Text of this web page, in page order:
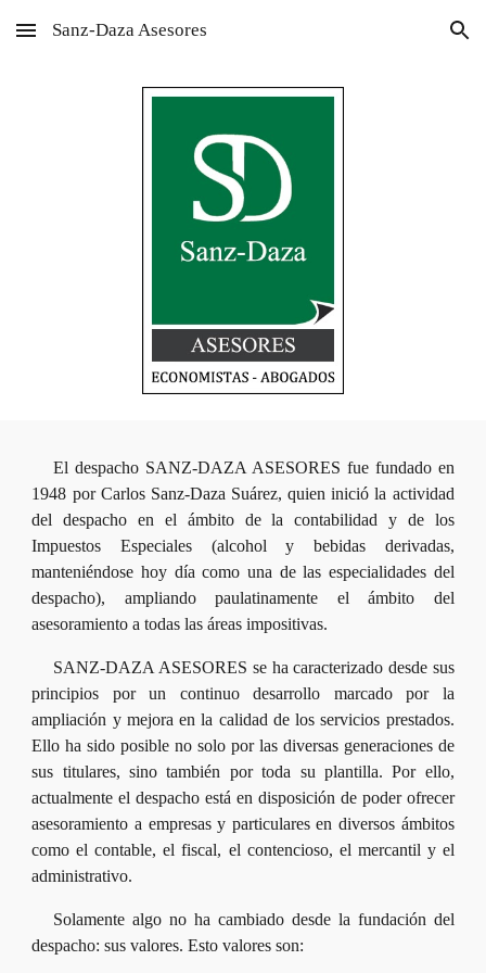
Skip to main content Skip to navigation
Sanz-Daza Asesores
El despacho SANZ-DAZA ASESORES fue fundado en
1948 por Carlos Sanz-Daza Suárez, quien inició la actividad
del despacho en el ámbito de la contabilidad y de los
Impuestos Especiales (alcohol y bebidas derivadas,
manteniéndose hoy día como una de las especialidades del
despacho), ampliando paulatinamente el ámbito del
asesoramiento a todas las áreas impositivas.
SANZ-DAZA ASESORES se ha caracterizado desde sus
principios por un continuo desarrollo marcado por la
ampliación y mejora en la calidad de los servicios prestados.
Ello ha sido posible no solo por las diversas generaciones de
sus titulares, sino también por toda su plantilla. Por ello,
actualmente el despacho está en disposición de poder ofrecer
asesoramiento a empresas y particulares en diversos ámbitos
como el contable, el fiscal, el contencioso, el mercantil y el
administrativo.
Solamente algo no ha cambiado desde la fundación del
despacho: sus valores. Esto valores son: